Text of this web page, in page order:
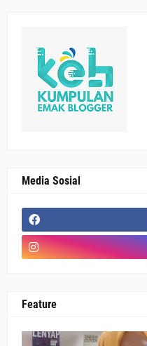
Media Sosial
Feature